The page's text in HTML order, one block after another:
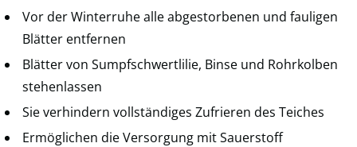
Vor der Winterruhe alle abgestorbenen und fauligen
Blätter entfernen
Blätter von Sumpfschwertlilie, Binse und Rohrkolben
stehenlassen
Sie verhindern vollständiges Zufrieren des Teiches
Ermöglichen die Versorgung mit Sauerstoff